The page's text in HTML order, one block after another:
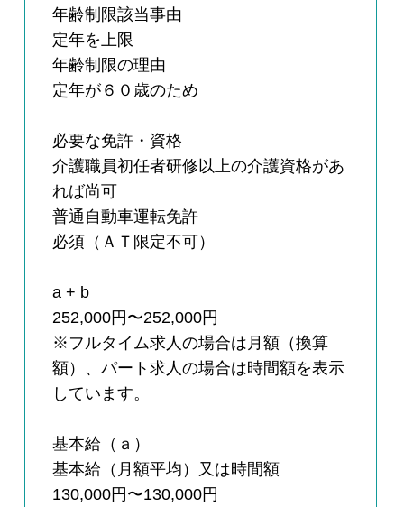
年齢制限該当事由
定年を上限
年齢制限の理由
定年が６０歳のため
必要な免許・資格
介護職員初任者研修以上の介護資格があ
れば尚可
普通自動車運転免許
必須（ＡＴ限定不可）
a + b
252,000円〜252,000円
※フルタイム求人の場合は月額（換算
額）、パート求人の場合は時間額を表示
しています。
基本給（ａ）
基本給（月額平均）又は時間額
130,000円〜130,000円